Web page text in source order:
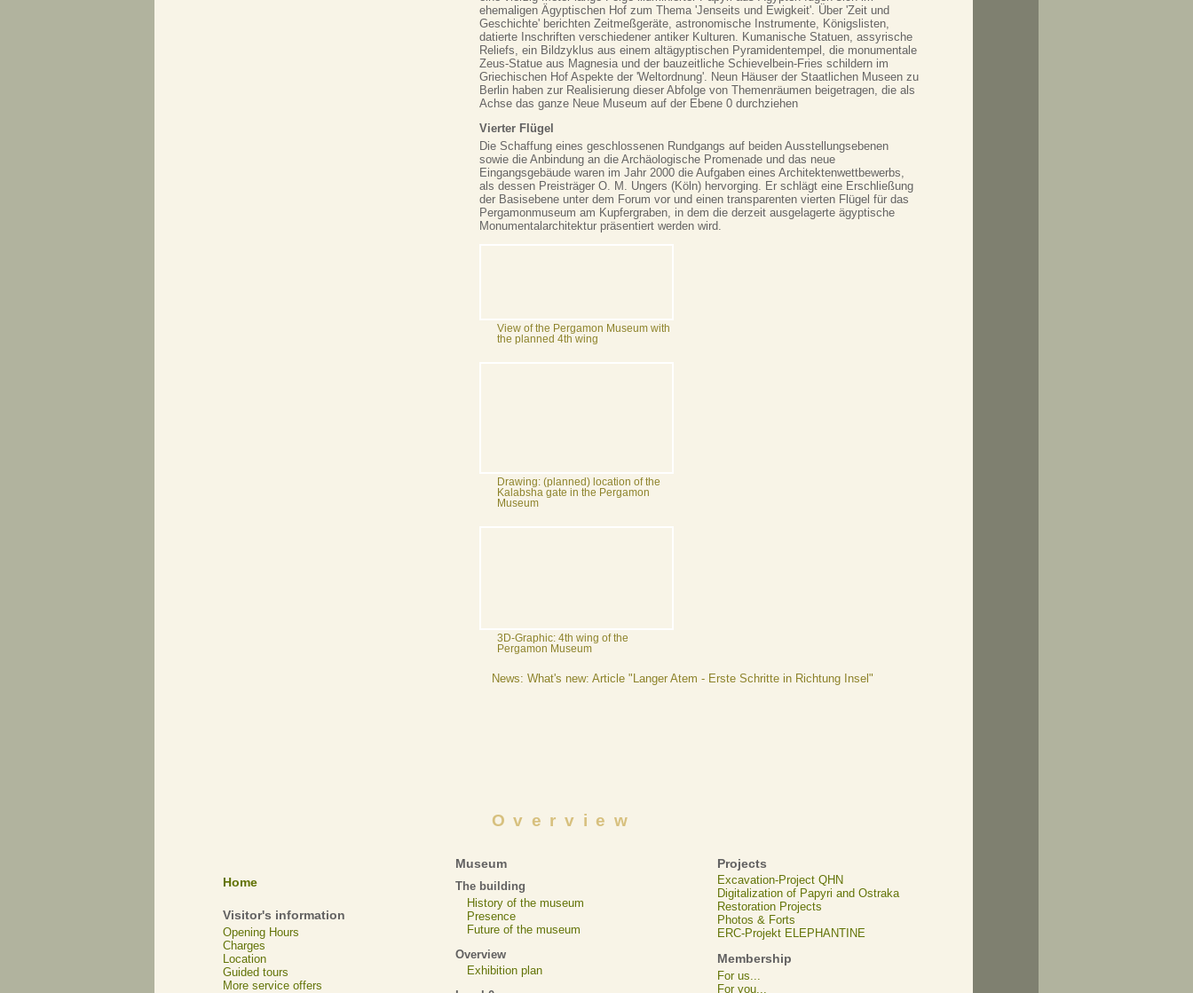
ehemaligen Ägyptischen Hof zum Thema 'Jenseits und Ewigkeit'. Über 'Zeit und
Geschichte' berichten Zeitmeßgeräte, astronomische Instrumente, Königslisten,
datierte Inschriften verschiedener antiker Kulturen. Kumanische Statuen, assyrische
Reliefs, ein Bildzyklus aus einem altägyptischen Pyramidentempel, die monumentale
Zeus-Statue aus Magnesia und der bauzeitliche Schievelbein-Fries schildern im
Griechischen Hof Aspekte der 'Weltordnung'. Neun Häuser der Staatlichen Museen zu
Berlin haben zur Realisierung dieser Abfolge von Themenräumen beigetragen, die als
Achse das ganze Neue Museum auf der Ebene 0 durchziehen
Vierter Flügel
Die Schaffung eines geschlossenen Rundgangs auf beiden Ausstellungsebenen
sowie die Anbindung an die Archäologische Promenade und das neue
Eingangsgebäude waren im Jahr 2000 die Aufgaben eines Architektenwettbewerbs,
als dessen Preisträger O. M. Ungers (Köln) hervorging. Er schlägt eine Erschließung
der Basisebene unter dem Forum vor und einen transparenten vierten Flügel für das
Pergamonmuseum am Kupfergraben, in dem die derzeit ausgelagerte ägyptische
Monumentalarchitektur präsentiert werden wird.
View of the Pergamon Museum with
the planned 4th wing
Drawing: (planned) location of the
Kalabsha gate in the Pergamon
Museum
3D-Graphic: 4th wing of the
Pergamon Museum
News: What's new: Article "Langer Atem - Erste Schritte in Richtung Insel"
Overview
Home
Visitor's information
Opening Hours
Charges
Location
Guided tours
More service offers
Museum
The building
History of the museum
Presence
Future of the museum
Overview
Exhibition plan
Projects
Excavation-Project QHN
Digitalization of Papyri and Ostraka
Restoration Projects
Photos & Forts
ERC-Projekt ELEPHANTINE
Membership
For us...
For you...